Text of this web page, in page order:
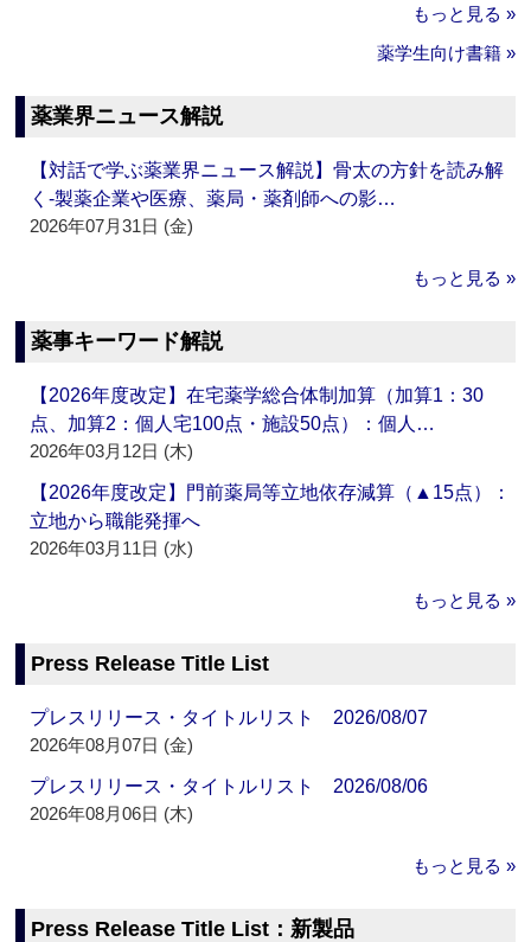
もっと見る »
薬学生向け書籍 »
薬業界ニュース解説
【対話で学ぶ薬業界ニュース解説】骨太の方針を読み解
く‐製薬企業や医療、薬局・薬剤師への影…
2026年07月31日 (金)
もっと見る »
薬事キーワード解説
【2026年度改定】在宅薬学総合体制加算（加算1：30
点、加算2：個人宅100点・施設50点）：個人…
2026年03月12日 (木)
【2026年度改定】門前薬局等立地依存減算（▲15点）：
立地から職能発揮へ
2026年03月11日 (水)
もっと見る »
Press Release Title List
プレスリリース・タイトルリスト 2026/08/07
2026年08月07日 (金)
プレスリリース・タイトルリスト 2026/08/06
2026年08月06日 (木)
もっと見る »
Press Release Title List：新製品